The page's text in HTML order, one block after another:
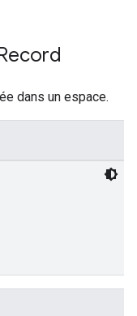
dans un espace.